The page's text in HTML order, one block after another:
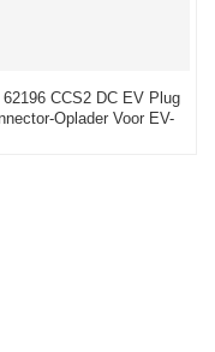
62196 CCS2 DC EV Plug
Oplader Voor EV-